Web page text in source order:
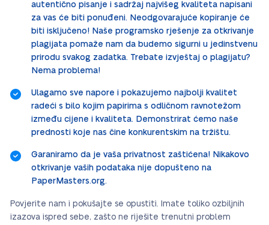
autentično pisanje i sadržaj najvišeg kvaliteta napisani
za vas će biti ponuđeni. Neodgovarajuće kopiranje će
biti isključeno! Naše programsko rješenje za otkrivanje
plagijata pomaže nam da budemo sigurni u jedinstvenu
prirodu svakog zadatka. Trebate izvještaj o plagijatu?
Nema problema!
Ulagamo sve napore i pokazujemo najbolji kvalitet
radeći s bilo kojim papirima s odličnom ravnotežom
između cijene i kvaliteta. Demonstrirat ćemo naše
prednosti koje nas čine konkurentskim na tržištu.
Garaniramo da je vaša privatnost zaštićena! Nikakovo
otkrivanje vaših podataka nije dopušteno na
PaperMasters.org.
Povjerite nam i pokušajte se opustiti. Imate toliko ozbiljnih
izazova ispred sebe, zašto ne riješite trenutni problem